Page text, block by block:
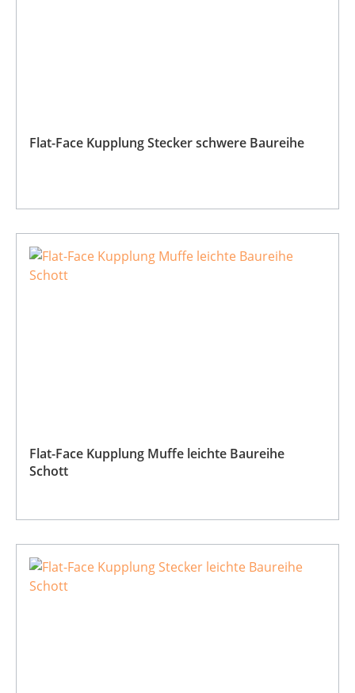
Flat-Face Kupplung Stecker schwere Baureihe
Flat-Face Kupplung Muffe leichte Baureihe
Schott